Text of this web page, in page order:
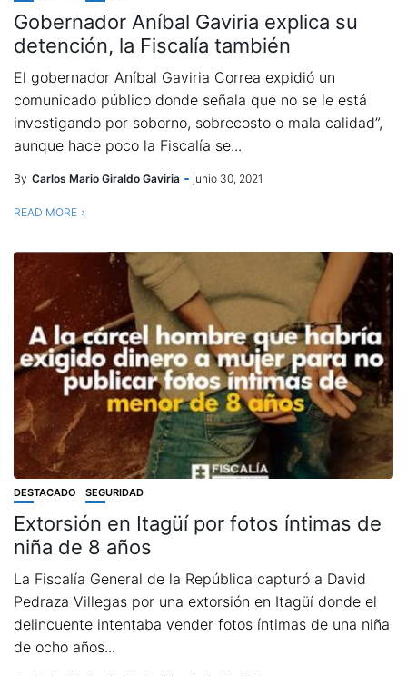
Gobernador Aníbal Gaviria explica su
detención, la Fiscalía también
El gobernador Aníbal Gaviria Correa expidió un
comunicado público donde señala que no se le está
investigando por soborno, sobrecosto o mala calidad”,
aunque hace poco la Fiscalía se...
By Carlos Mario Giraldo Gaviria junio 30, 2021
READ MORE
DESTACADO SEGURIDAD
Extorsión en Itagüí por fotos íntimas de
niña de 8 años
La Fiscalía General de la República capturó a David
Pedraza Villegas por una extorsión en Itagüí donde el
delincuente intentaba vender fotos íntimas de una niña
de ocho años...